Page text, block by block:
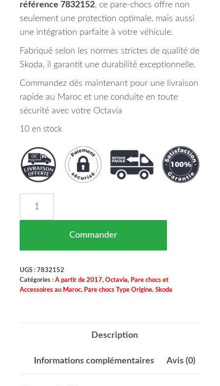
référence 7832152, ce pare-chocs offre non
seulement une protection optimale, mais aussi
une intégration parfaite à votre véhicule.
Fabriqué selon les normes strictes de qualité de
Skoda, il garantit une durabilité exceptionnelle.
Commandez dès maintenant pour une livraison
rapide au Maroc et une conduite en toute
sécurité avec votre Octavia
10 en stock
Commander
UGS : 7832152
Catégories : A partir de 2017, Octavia, Pare chocs et
Accessoires au Maroc, Pare chocs Type Origine, Skoda
Description
Informations complémentaires Avis (0)